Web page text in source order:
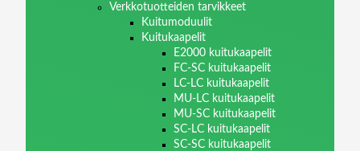
Verkkotuotteiden tarvikkeet
Kuitumoduulit
Kuitukaapelit
E2000 kuitukaapelit
FC-SC kuitukaapelit
LC-LC kuitukaapelit
MU-LC kuitukaapelit
MU-SC kuitukaapelit
SC-LC kuitukaapelit
SC-SC kuitukaapelit